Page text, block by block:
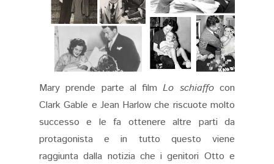
Mary prende parte al film Lo schiaffocon
Clark Gable e Jean Harlow che riscuote molto
successo e le fa ottenere altre parti da
protagonista e in tutto questo viene
raggiunta dalla notizia che i genitori Otto e